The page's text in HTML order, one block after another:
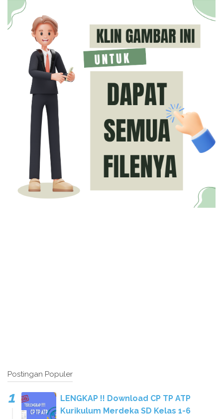
Postingan Populer
LENGKAP !! Download CP TP ATP
Kurikulum Merdeka SD Kelas 1-6